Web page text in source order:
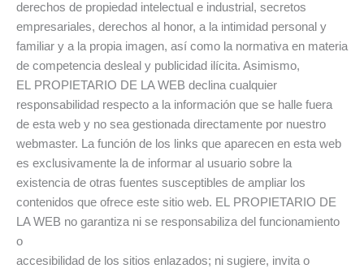
derechos de propiedad intelectual e industrial, secretos
empresariales, derechos al honor, a la intimidad personal y
familiar y a la propia imagen, así como la normativa en materia
de competencia desleal y publicidad ilícita. Asimismo,
EL PROPIETARIO DE LA WEB declina cualquier
responsabilidad respecto a la información que se halle fuera
de esta web y no sea gestionada directamente por nuestro
webmaster. La función de los links que aparecen en esta web
es exclusivamente la de informar al usuario sobre la
existencia de otras fuentes susceptibles de ampliar los
contenidos que ofrece este sitio web. EL PROPIETARIO DE
LA WEB no garantiza ni se responsabiliza del funcionamiento
o
accesibilidad de los sitios enlazados; ni sugiere, invita o